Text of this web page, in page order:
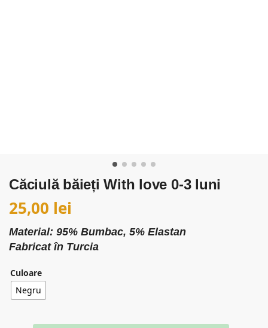
Căciulă băieți With love 0-3 luni
25,00 lei
Material: 95% Bumbac, 5% Elastan
Fabricat în Turcia
Culoare
Negru